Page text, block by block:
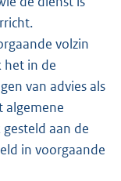
volzin
het in de
van advies als
algemene
aan de
in voorgaande